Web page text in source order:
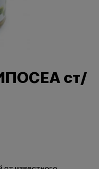
ст/